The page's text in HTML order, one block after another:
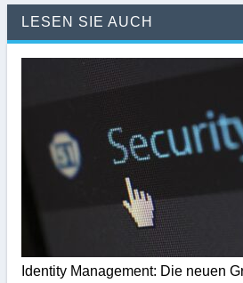
LESEN SIE AUCH
Identity Management: Die neuen